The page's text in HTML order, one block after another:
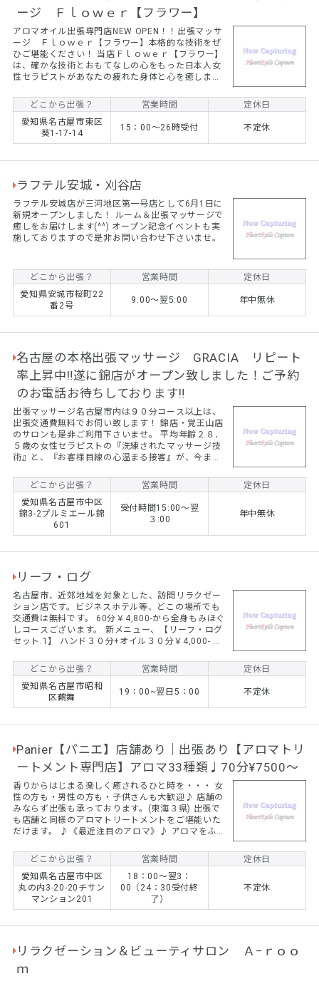
ージ Ｆｌｏｗｅｒ【フラワー】
アロマオイル出張専門店NEW OPEN！！出張マッサ
ージ Ｆｌｏｗｅｒ【フラワー】本格的な技術をぜ
ひご堪能ください！ 当店Ｆｌｏｗｅｒ【フラワー】
は、確かな技術とおもてなしの心をもった日本人女
性セラピストがあなたの疲れた身体と心を癒しま
い。
どこから出張？ 営業時間
定休日
愛知県名古屋市東区
葵1-17-14
15：00～26時受付 不定休
ラフテル安城・刈谷店
ラフテル安城店が三河地区第一号店として6月1日に
新規オープンしました！ ルーム＆出張マッサージで
癒しをお届けします(^^) オープン記念イベントも実
施しておりますので是非お問い合わせ下さいませ。
どこから出張？ 営業時間
定休日
愛知県安城市桜町22
番2号
9:00〜翌5:00 年中無休
名古屋の本格出張マッサージ GRACIA リピート
率上昇中‼遂に錦店がオープン致しました！ご予約
のお電話お待ちしております‼
出張マッサージ名古屋市内は９０分コース以上は、
出張交通費無料でお伺い致します！ 錦店・覚王山店
のサロンも是非ご利用下さいませ。 平均年齢２８．
５歳の女性セラピストの『洗練されたマッサージ技
術』と、『お客様目線の心温まる接客』が、今まで
の技術と笑顔のサービスをお試しください。 名古屋
市内を中心に愛知県全域への『出張マッサージ』の
サービスを提供しています。セラピストは全員女性
なので女性のお客様も安心です。男性のお客様も歓
迎しておりますので、是非、この機会に『ＧＲＡＣ
ＩＡ』のリラクゼーションマッサージ・エイジング
どこから出張？ 営業時間
定休日
愛知県名古屋市中区
錦3-2プルミエール錦
601
受付時間15:00～翌
３:00
年中無休
リーフ・ログ
名古屋市、近郊地域を対象とした、訪問リラクゼー
ション店です。ビジネスホテル等、どこの場所でも
交通費は無料です。 60分￥4,800-から全身もみほぐ
しコースございます。 新メニュー、【リーフ・ログ
セット.1】 ハンド３０分+オイル３０分￥4,000- お
をほぐしに参ります！
どこから出張？ 営業時間
定休日
愛知県名古屋市昭和
区鶴舞
19：00~翌日5：00 不定休
Panier【パニエ】店舗あり｜出張あり【アロマトリ
ートメント専門店】アロマ33種類♩70分¥7500〜
香りからはじまる楽しく癒されるひと時を・・・ 女
性の方も・男性の方も・子供さんも大歓迎♪ 店舗の
みならず出張も承っております。(東海３県) 出張で
も店舗と同様のアロマトリートメントをご堪能いた
だけます。 ♪《最近注目のアロマ》♪ アロマをふん
ロマ初心者の方でも安心してご利用いただけます。
《アロマ精油33種類！》お客様の体調・気分に合わ
せてアロマ精油33種類の中から、その日に合うアロ
マをご提案し調合いたします♪ 本能が導き出す癒し
のひと時をご堪能下さいませ。
どこから出張？ 営業時間
定休日
愛知県名古屋市中区
丸の内3-20-20チサン
マンション201
18：00～翌3：
00（24：30受付終
了）
不定休
リラクゼーション＆ビューティサロン Ａ−ｒｏｏ
ｍ